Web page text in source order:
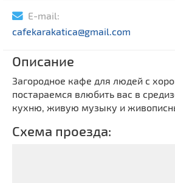
E-mail:
cafekarakatica@gmail.com
Описание
Загородное кафе для людей с
постараемся влюбить вас в
кухню, живую музыку и
Схема проезда: